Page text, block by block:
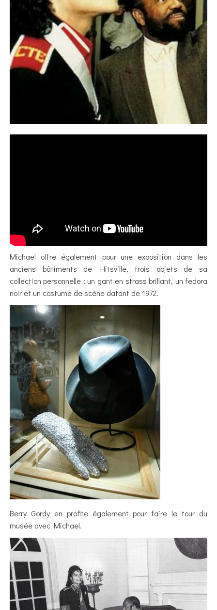
Michael offre également pour une exposition dans les
anciens bâtiments de Hitsville, trois objets de sa
collection personnelle : un gant en strass brillant, un fedora
noir et un costume de scène datant de 1972.
Berry Gordy en profite également pour faire le tour du
musée avec Michael.